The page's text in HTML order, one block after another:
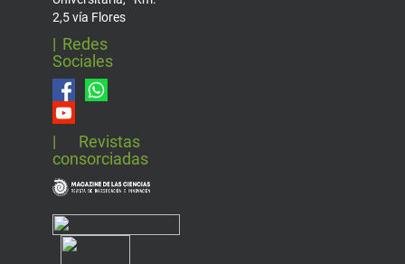
2,5 vía Flores
| Redes
Sociales
| Revistas
consorciadas